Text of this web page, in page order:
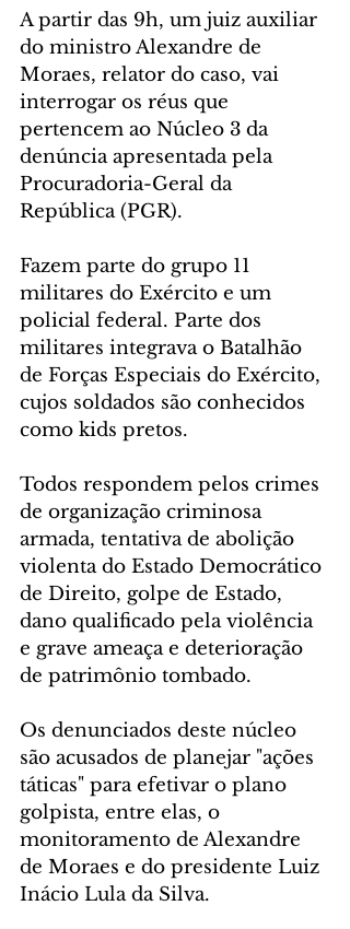
A partir das 9h, um juiz auxiliar
do ministro Alexandre de
Moraes, relator do caso, vai
interrogar os réus que
pertencem ao Núcleo 3 da
denúncia apresentada pela
Procuradoria-Geral da
República (PGR).
Fazem parte do grupo 11
militares do Exército e um
policial federal. Parte dos
militares integrava o Batalhão
de Forças Especiais do Exército,
cujos soldados são conhecidos
como kids pretos.
Todos respondem pelos crimes
de organização criminosa
armada, tentativa de abolição
violenta do Estado Democrático
de Direito, golpe de Estado,
dano qualificado pela violência
e grave ameaça e deterioração
de patrimônio tombado.
Os denunciados deste núcleo
são acusados de planejar "ações
táticas" para efetivar o plano
golpista, entre elas, o
monitoramento de Alexandre
de Moraes e do presidente Luiz
Inácio Lula da Silva.